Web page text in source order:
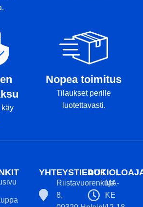
käy
Nopea toimitus
Tilaukset perille
luotettavasti.
YHTEYSTIEDOT
Riistavuorenkuja
8,
MA-
KE